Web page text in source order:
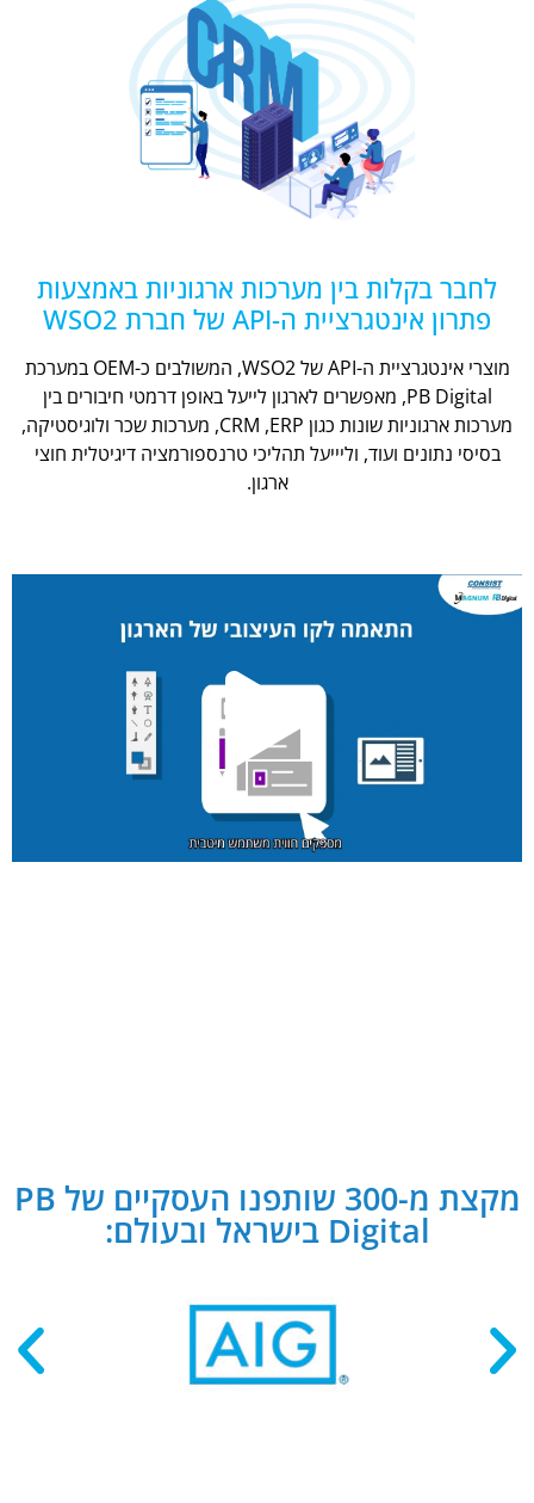
לחבר בקלות בין מערכות ארגוניות באמצעות
פתרון אינטגרציית ה-API של חברת WSO2
מוצרי אינטגרציית ה-API של WSO2, המשולבים כ-OEM במערכת
PB Digital, מאפשרים לארגון לייעל באופן דרמטי חיבורים בין
מערכות ארגוניות שונות כגון CRM ,ERP, מערכות שכר ולוגיסטיקה,
בסיסי נתונים ועוד, וליייעל תהליכי טרנספורמציה דיגיטלית חוצי
ארגון.
מקצת מ-300 שותפנו העסקיים של PB
Digital בישראל ובעולם: